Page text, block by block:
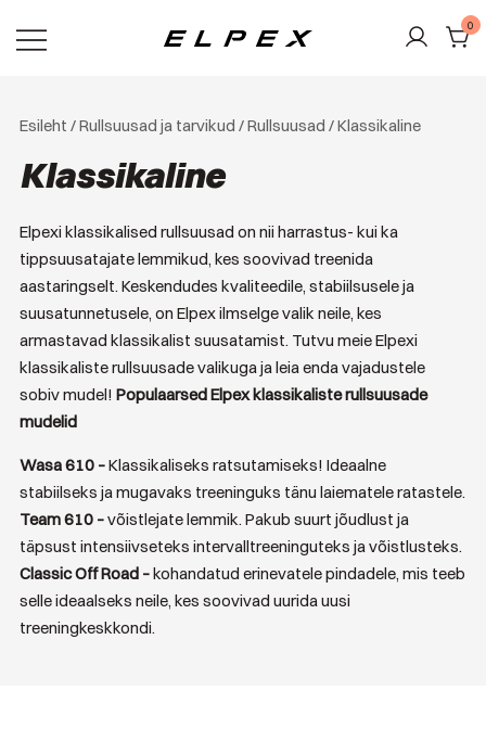
0
Esileht /Rullsuusad ja tarvikud /Rullsuusad / Klassikaline
Klassikaline
Elpexi klassikalised rullsuusad on nii harrastus- kui ka
tippsuusatajate lemmikud, kes soovivad treenida
aastaringselt. Keskendudes kvaliteedile, stabiilsusele ja
suusatunnetusele, on Elpex ilmselge valik neile, kes
armastavad klassikalist suusatamist. Tutvu meie Elpexi
klassikaliste rullsuusade valikuga ja leia enda vajadustele
sobiv mudel! Populaarsed Elpex klassikaliste rullsuusade
mudelid
Wasa 610 –Klassikaliseks ratsutamiseks! Ideaalne
stabiilseks ja mugavaks treeninguks tänu laiematele ratastele.
Team 610 –võistlejate lemmik. Pakub suurt jõudlust ja
täpsust intensiivseteks intervalltreeninguteks ja võistlusteks.
Classic Off Road –kohandatud erinevatele pindadele, mis teeb
selle ideaalseks neile, kes soovivad uurida uusi
treeningkeskkondi.